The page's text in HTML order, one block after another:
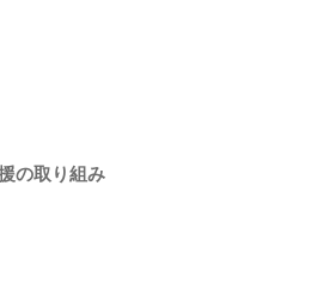
の取り組み